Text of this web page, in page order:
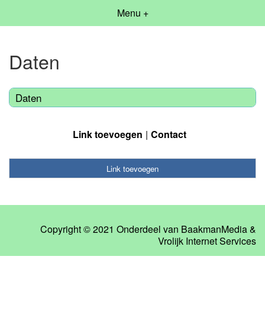
Menu +
Daten
Daten
Link toevoegen Contact
Link toevoegen
Copyright © 2021 Onderdeel van BaakmanMedia&
Vrolijk Internet Services